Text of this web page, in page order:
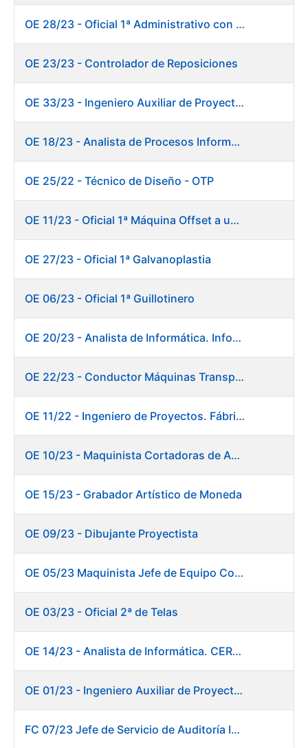
Mostrar/Ocultar
Mostrar/Ocultar
Mostrar/Ocultar
OE 28/23 - Oficial 1ª Administrativo con inglés y francés
OE 23/23 - Controlador de Reposiciones
OE 33/23 - Ingeniero Auxiliar de Proyectos. Marketing
OE 18/23 - Analista de Procesos Informáticos
OE 25/22 - Técnico de Diseño - OTP
OE 11/23 - Oficial 1ª Máquina Offset a un color
OE 27/23 - Oficial 1ª Galvanoplastia
OE 06/23 - Oficial 1ª Guillotinero
OE 20/23 - Analista de Informática. Informática.
OE 22/23 - Conductor Máquinas Transportadoras-Elevadoras. Fábrica Papel.
OE 11/22 - Ingeniero de Proyectos. Fábrica de Papel
OE 10/23 - Maquinista Cortadoras de Acabados.
OE 15/23 - Grabador Artístico de Moneda
OE 09/23 - Dibujante Proyectista
OE 05/23 Maquinista Jefe de Equipo Corte y Enfajado
OE 03/23 - Oficial 2ª de Telas
OE 14/23 - Analista de Informática. CERES
OE 01/23 - Ingeniero Auxiliar de Proyectos. Innovación
FC 07/23 Jefe de Servicio de Auditoría Interna